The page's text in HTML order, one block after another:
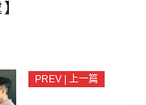
PREV | 上一篇